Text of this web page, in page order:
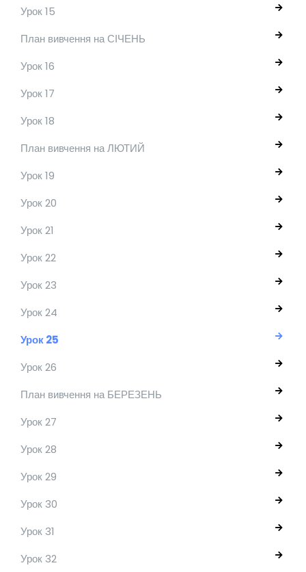
Урок 15
План вивчення на СІЧЕНЬ
Урок 16
Урок 17
Урок 18
План вивчення на ЛЮТИЙ
Урок 19
Урок 20
Урок 21
Урок 22
Урок 23
Урок 24
Урок 25
Урок 26
План вивчення на БЕРЕЗЕНЬ
Урок 27
Урок 28
Урок 29
Урок 30
Урок 31
Урок 32